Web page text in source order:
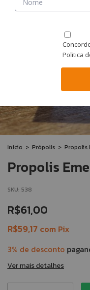
Início > Própolis > Propolis
Propolis
SKU: 538
R$61,00
R$59,17 com Pix
3% de desconto
Ver mais detalhes
Politica